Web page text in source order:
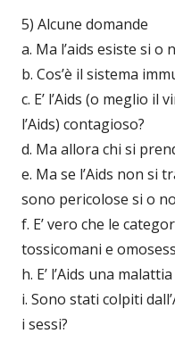
5) Alcune domande
a. Ma l’aids esiste si o
b. Cos’è il sistema
c. E’ l’Aids (o meglio il
l’Aids) contagioso?
d. Ma allora chi si
e. Ma se l’Aids non si
sono pericolose si o
f. E’ vero che le
tossicomani e
h. E’ l’Aids una
i. Sono stati colpiti
i sessi?